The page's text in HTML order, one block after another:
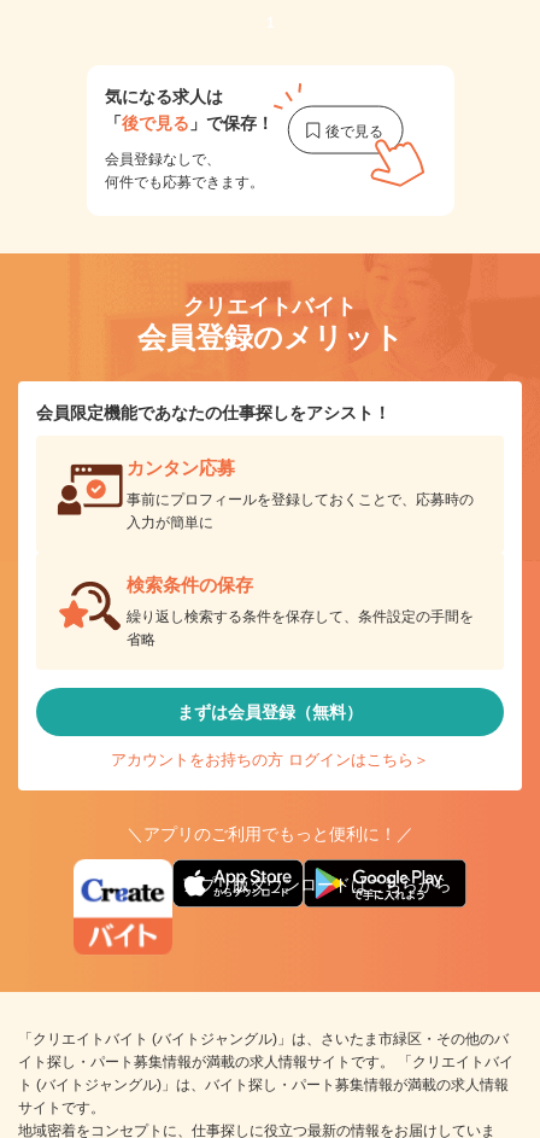
1
気になる求人は
「後で見る 」で保存！
会員登録なしで、
何件でも応募できます。
クリエイトバイト
会員登録のメリット
会員限定機能であなたの仕事探しをアシスト！
カンタン応募
事前にプロフィールを登録しておくことで、応募時の
入力が簡単に
検索条件の保存
繰り返し検索する条件を保存して、条件設定の手間を
省略
まずは会員登録（無料）
アカウントをお持ちの方 ログインはこちら＞
＼アプリのご利用でもっと便利に！／
アプリ版ダウンロードはこちらから
「クリエイトバイト (バイトジャングル)」は、さいたま市緑区・その他のバ
イト探し・パート募集情報が満載の求人情報サイトです。 「クリエイトバイ
ト (バイトジャングル)」は、バイト探し・パート募集情報が満載の求人情報
サイトです。
地域密着をコンセプトに、仕事探しに役立つ最新の情報をお届けしていま